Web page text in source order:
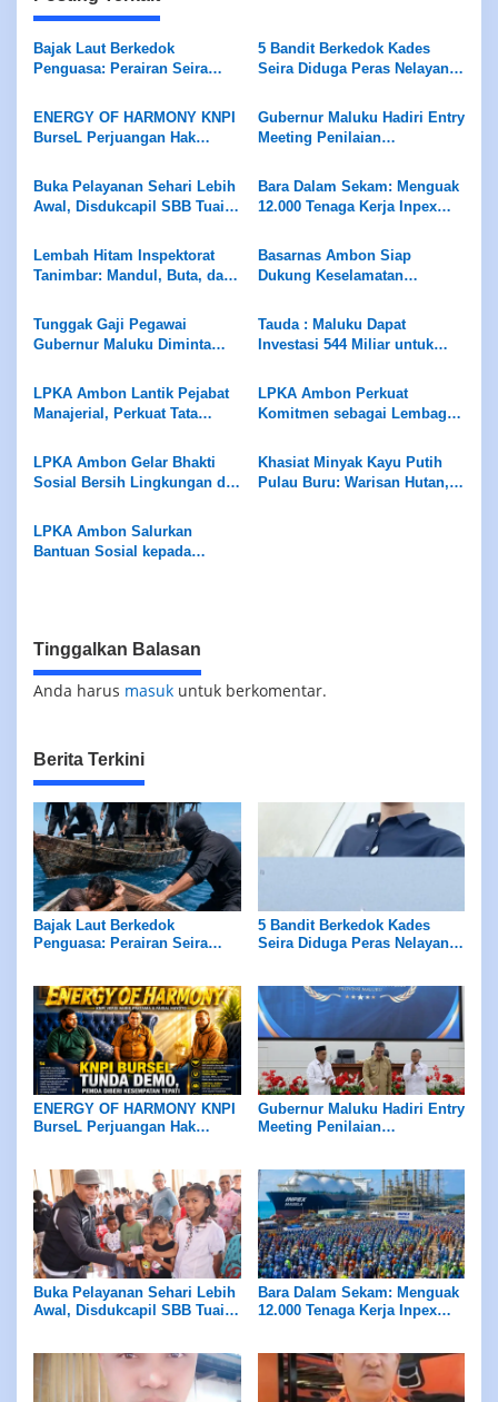
Bajak Laut Berkedok
Penguasa: Perairan Seira
Dirampok Habis!
5 Bandit Berkedok Kades
Seira Diduga Peras Nelayan
ENERGY OF HARMONY KNPI
BurseL Perjuangan Hak
Gubernur Maluku Hadiri Entry
Meeting Penilaian
RI
Buka Pelayanan Sehari Lebih
Awal, Disdukcapil SBB Tuai
Maluku
Bara Dalam Sekam: Menguak
12.000 Tenaga Kerja Inpex
Lembah Hitam Inspektorat
Tanimbar: Mandul, Buta, dan
Basarnas Ambon Siap
Dukung Keselamatan
Diminta Perhatikan Fasilitas
Penunjang
Tunggak Gaji Pegawai
Gubernur Maluku Diminta
Panca Karya
Tauda : Maluku Dapat
Investasi 544 Miliar untuk
LPKA Ambon Lantik Pejabat
Manajerial, Perkuat Tata
LPKA Ambon Perkuat
Komitmen sebagai Lembaga
Pengukuran Standar LPKRA
LPKA Ambon Gelar Bhakti
Sosial Bersih Lingkungan di
Khasiat Minyak Kayu Putih
Pulau Buru: Warisan Hutan,
LPKA Ambon Salurkan
Bantuan Sosial kepada
Tinggalkan Balasan
Anda harus masuk untuk berkomentar.
Berita Terkini
Bajak Laut Berkedok
Penguasa: Perairan Seira
5 Bandit Berkedok Kades
Seira Diduga Peras Nelayan
ENERGY OF HARMONY KNPI
BurseL Perjuangan Hak
Gubernur Maluku Hadiri Entry
Meeting Penilaian
Buka Pelayanan Sehari Lebih
Awal, Disdukcapil SBB Tuai
Bara Dalam Sekam: Menguak
12.000 Tenaga Kerja Inpex